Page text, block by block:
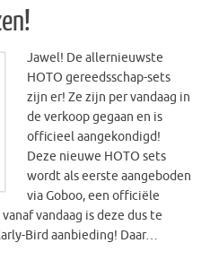
Jawel! De allernieuwste
HOTO gereedsschap-sets
zijn er! Ze zijn per vandaag in
de verkoop gegaan en is
officieel aangekondigd!
Deze nieuwe HOTO sets
wordt als eerste aangeboden
via Goboo, een officiële
vandaag is deze dus te
Bird aanbieding! Daar…